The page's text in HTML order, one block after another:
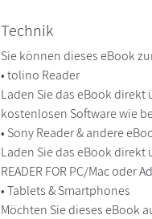
Technik
Sie können dieses eBook
• tolino Reader
Laden Sie das eBook
kostenlosen Software wie
• Sony Reader & andere
Laden Sie das eBook
READER FOR PC/Mac
• Tablets & Smartphones
Möchten Sie dieses eBook